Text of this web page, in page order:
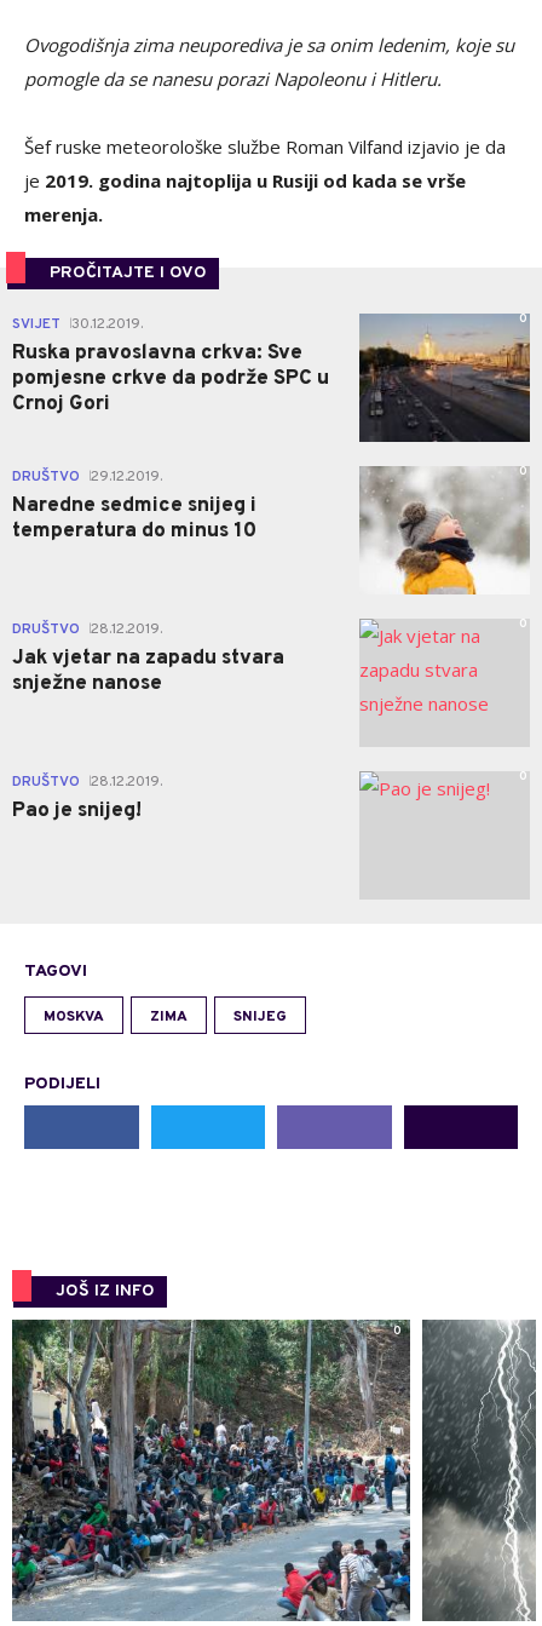
Ovogodišnja zima neuporediva je sa onim ledenim, koje su
pomogle da se nanesu porazi Napoleonu i Hitleru.
Šef ruske meteorološke službe Roman Vilfand izjavio je da
je 2019. godina najtoplija u Rusiji od kada se vrše
merenja.
PROČITAJTE I OVO
SVIJET 30.12.2019.
Ruska pravoslavna crkva: Sve
pomjesne crkve da podrže SPC u
Crnoj Gori
0
DRUŠTVO 29.12.2019.
Naredne sedmice snijeg i
temperatura do minus 10
0
DRUŠTVO 28.12.2019.
Jak vjetar na zapadu stvara
snježne nanose
0
DRUŠTVO 28.12.2019.
Pao je snijeg!
0
TAGOVI
MOSKVA ZIMA SNIJEG
PODIJELI
JOŠ IZ INFO
0